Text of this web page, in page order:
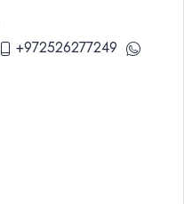
+972526277249